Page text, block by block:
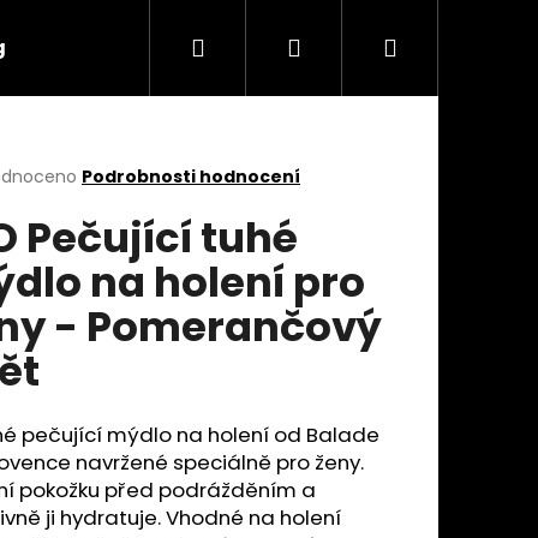
Hledat PřihlášeníNákupní
Podrobnosti hodnocení
Pečující tuhé
na holení pro
- Pomerančový
pečující mýdlo na holení od Balade
navržené speciálně pro ženy.
pokožku před podrážděním a
ji hydratuje. Vhodné na holení
Následující